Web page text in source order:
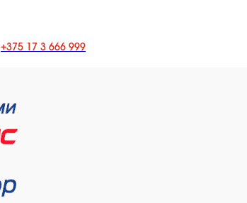
+375 17 3 666 999